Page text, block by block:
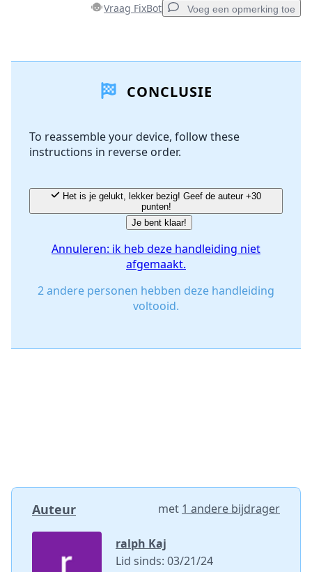
Vraag FixBot Voeg een opmerking toe
Voeg opmerking toe
Annuleren
CONCLUSIE
To reassemble your device, follow these
instructions in reverse order.
punten!
Je bent klaar!
Annuleren: ik heb deze handleiding niet
afgemaakt.
2 andere personen hebben deze handleiding
voltooid.
Auteur met 1 andere bijdrager
ralph Kaj
Lid sinds: 03/21/24